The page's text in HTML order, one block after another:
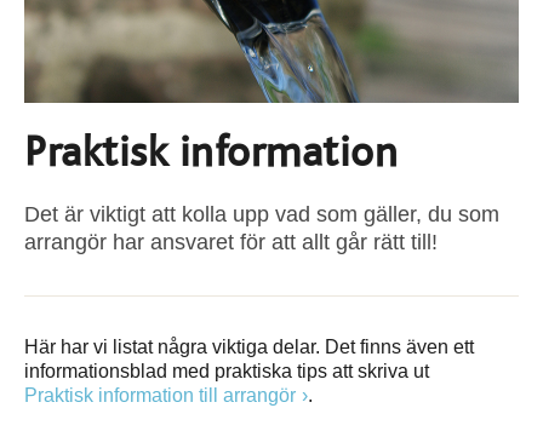
Praktisk information
Det är viktigt att kolla upp vad som gäller, du som
arrangör har ansvaret för att allt går rätt till!
Här har vi listat några viktiga delar. Det finns även ett
informationsblad med praktiska tips att skriva ut
Praktisk information till arrangör
.